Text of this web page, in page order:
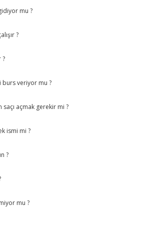
mu ?
?
?
burs veriyor mu ?
saçı açmak gerekir mi ?
ismi mi ?
?
mu ?